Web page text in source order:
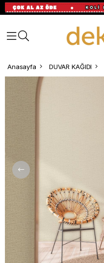
Anasayfa DUVAR KAĞIDI